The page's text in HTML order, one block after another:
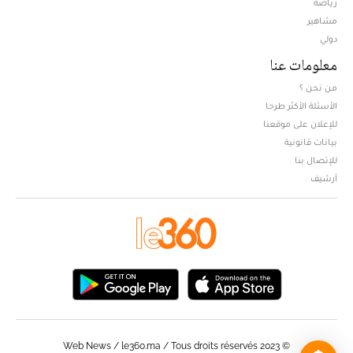
رياضة
مشاهير
دولي
معلومات عنا
من نحن ؟
الأسئلة الأكثر طرحا
للإعلان على موقعنا
بيانات قانونية
للإتصال بنا
أرشيف
© Web News / le360.ma / Tous droits réservés 2023